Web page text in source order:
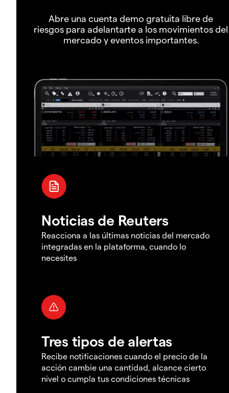
Abre una cuenta demo gratuita libre de
riesgos para adelantarte a los movimientos del
mercado y eventos importantes.
Noticias de Reuters
Reacciona a las últimas noticias del mercado
integradas en la plataforma, cuando lo
necesites
Tres tipos de alertas
Recibe notificaciones cuando el precio de la
acción cambie una cantidad, alcance cierto
nivel o cumpla tus condiciones técnicas